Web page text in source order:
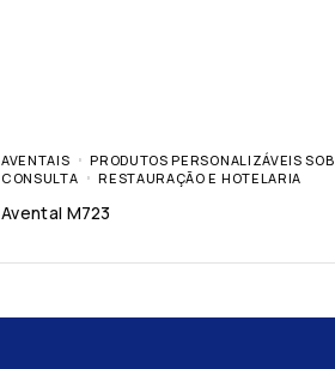
AVENTAIS
PRODUTOS PERSONALIZÁVEIS SOB
CONSULTA
RESTAURAÇÃO E HOTELARIA
Avental M723